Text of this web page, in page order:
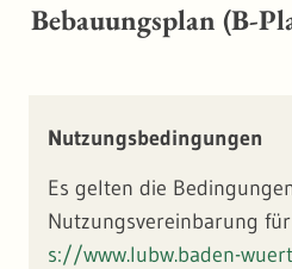
Bebauungsplan (B-
Nutzungsbedingungen
Es gelten die
Nutzungsvereinbarung
s://www.lubw.baden-